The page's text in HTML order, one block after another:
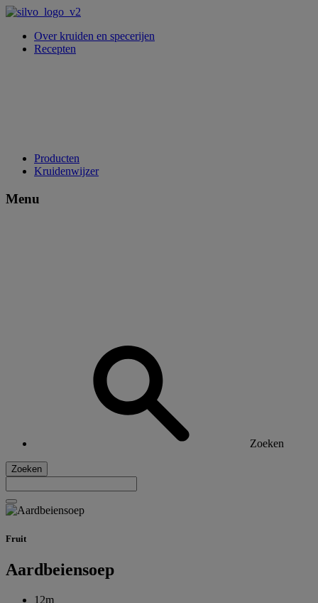
Over kruiden en specerijen
Recepten
Producten
Kruidenwijzer
Menu
Zoeken
Zoeken
Fruit
Aardbeiensoep
12m